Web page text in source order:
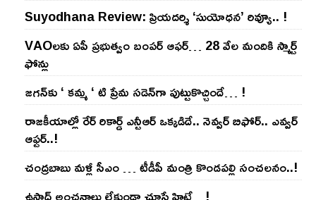
Suyodhana Review: ప్రియదర్శి ‘సుయోధన’ రివ్యూ.. !
VAOల‌కు ఏపీ ప్ర‌భుత్వం బంప‌ర్ ఆఫ‌ర్‌… 28 వేల మందికి స్మార్ట్
ఫోన్లు
జ‌గ‌న్‌కు ‘ క‌మ్మ ‘ టి ప్రేమ స‌డెన్‌గా పుట్టుకొచ్చిందే… !
రాజ‌కీయాల్లో రేర్ రికార్డ్ ఎన్టీఆర్ ఒక్క‌డిదే.. నెవ్వ‌ర్ బిఫోర్‌.. ఎవ్వ‌ర్
ఆఫ్ట‌ర్‌..!
చంద్ర‌బాబు మ‌ళ్లీ సీఎం … టీడీపీ మంత్రి కొండ‌ప‌ల్లి సంచ‌ల‌నం..!